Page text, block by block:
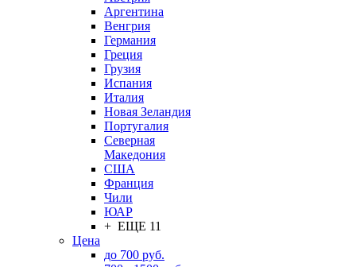
Аргентина
Венгрия
Германия
Греция
Грузия
Испания
Италия
Новая Зеландия
Португалия
Северная
Македония
США
Франция
Чили
ЮАР
+ ЕЩЕ 11
Цена
до 700 руб.